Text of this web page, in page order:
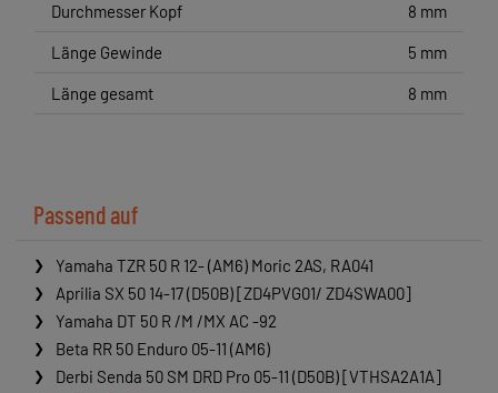
Durchmesser Kopf 8 mm
Länge Gewinde 5 mm
Länge gesamt 8 mm
Passend auf
Yamaha TZR 50 R 12- (AM6) Moric 2AS, RA041
Aprilia SX 50 14-17 (D50B) [ZD4PVG01/ ZD4SWA00]
Yamaha DT 50 R /M /MX AC -92
Beta RR 50 Enduro 05-11 (AM6)
Derbi Senda 50 SM DRD Pro 05-11 (D50B) [VTHSA2A1A]